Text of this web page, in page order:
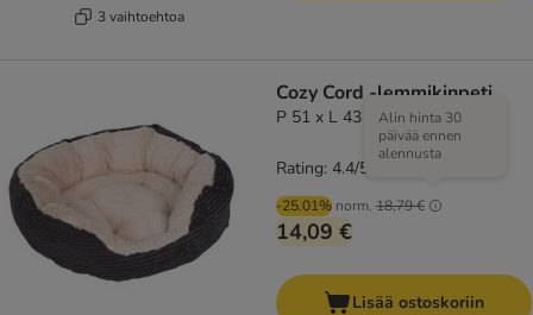
3 vaihtoehtoa
Cozy Cord -lemmikinpeti
P 51 x L 43 x K 15
-25.01% norm. 18,79 €
Alin hinta 30
päivää ennen
alennusta
14,09 €
Rating: 4.4/5
Lisää ostoskoriin